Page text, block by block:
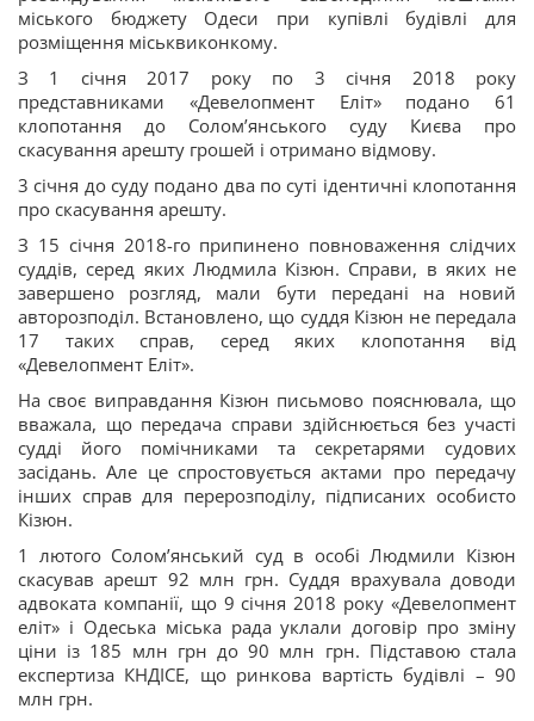
міського бюджету Одеси при купівлі будівлі для
розміщення міськвиконкому.
З 1 січня 2017 року по 3 січня 2018 року
представниками «Девелопмент Еліт» подано 61
клопотання до Солом’янського суду Києва про
скасування арешту грошей і отримано відмову.
3 січня до суду подано два по суті ідентичні клопотання
про скасування арешту.
З 15 січня 2018-го припинено повноваження слідчих
суддів, серед яких Людмила Кізюн. Справи, в яких не
завершено розгляд, мали бути передані на новий
авторозподіл. Встановлено, що суддя Кізюн не передала
17 таких справ, серед яких клопотання від
«Девелопмент Еліт».
На своє виправдання Кізюн письмово пояснювала, що
вважала, що передача справи здійснюється без участі
судді його помічниками та секретарями судових
засідань. Але це спростовується актами про передачу
інших справ для перерозподілу, підписаних особисто
Кізюн.
1 лютого Солом’янський суд в особі Людмили Кізюн
скасував арешт 92 млн грн. Суддя врахувала доводи
адвоката компанії, що 9 січня 2018 року «Девелопмент
еліт» і Одеська міська рада уклали договір про зміну
ціни із 185 млн грн до 90 млн грн. Підставою стала
експертиза КНДІСЕ, що ринкова вартість будівлі – 90
млн грн.